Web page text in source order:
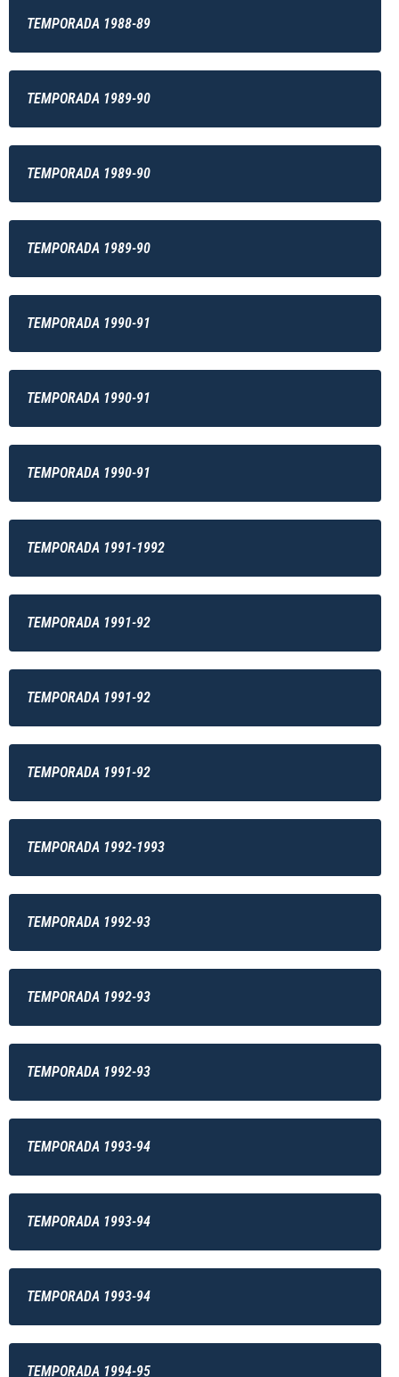
TEMPORADA 1988-89
TEMPORADA 1989-90
TEMPORADA 1989-90
TEMPORADA 1989-90
TEMPORADA 1990-91
TEMPORADA 1990-91
TEMPORADA 1990-91
TEMPORADA 1991-1992
TEMPORADA 1991-92
TEMPORADA 1991-92
TEMPORADA 1991-92
TEMPORADA 1992-1993
TEMPORADA 1992-93
TEMPORADA 1992-93
TEMPORADA 1992-93
TEMPORADA 1993-94
TEMPORADA 1993-94
TEMPORADA 1993-94
TEMPORADA 1994-95